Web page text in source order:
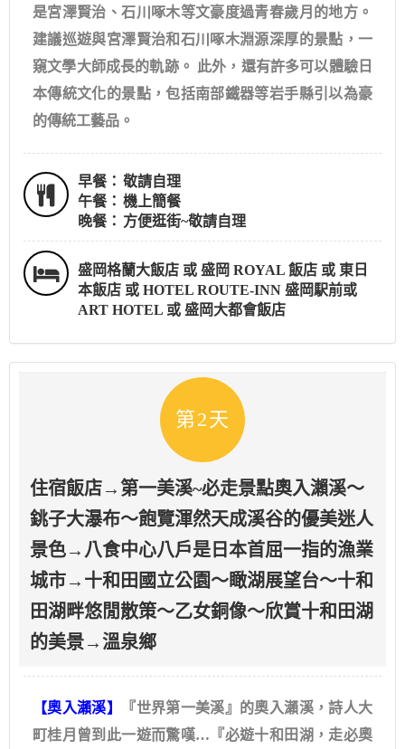
是宮澤賢治、石川啄木等文豪度過青春歲月的地方。
建議巡遊與宮澤賢治和石川啄木淵源深厚的景點，一
窺文學大師成長的軌跡。 此外，還有許多可以體驗日
本傳統文化的景點，包括南部鐵器等岩手縣引以為豪
的傳統工藝品。
早餐： 敬請自理
午餐： 機上簡餐
晚餐： 方便逛街~敬請自理
盛岡格蘭大飯店 或 盛岡 ROYAL 飯店 或 東日
本飯店 或 HOTEL ROUTE-INN 盛岡駅前或
ART HOTEL 或 盛岡大都會飯店
第2天
住宿飯店→第一美溪~必走景點奧入瀨溪～
銚子大瀑布～飽覽渾然天成溪谷的優美迷人
景色→八食中心八戶是日本首屈一指的漁業
城市→十和田國立公園～瞰湖展望台～十和
田湖畔悠閒散策～乙女銅像～欣賞十和田湖
的美景→溫泉鄉
【奧入瀨溪】
『世界第一美溪』的奧入瀨溪，詩人大
町桂月曾到此一遊而驚嘆…『必遊十和田湖，走必奧